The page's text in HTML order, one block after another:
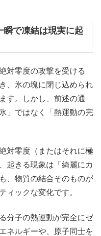
瞬で凍結は現実に起
対零度の攻撃を受ける
、氷の塊に閉じ込められ
す。しかし、前述の通
」ではなく「熱運動の完
対零度（またはそれに極
起きる現象は「綺麗にカ
、物質の結合そのものが
ィックな変化です。
分子の熱運動が完全にゼ
ネルギーや、原子同士を